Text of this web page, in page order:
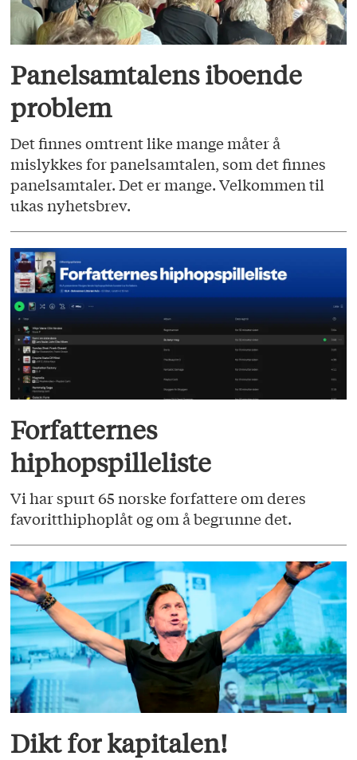
Panelsamtalens iboende
problem
Det finnes omtrent like mange måter å
mislykkes for panelsamtalen, som det finnes
panelsamtaler. Det er mange. Velkommen til
ukas nyhetsbrev.
Forfatternes
hiphopspilleliste
Vi har spurt 65 norske forfattere om deres
favoritthiphoplåt og om å begrunne det.
Dikt for kapitalen!